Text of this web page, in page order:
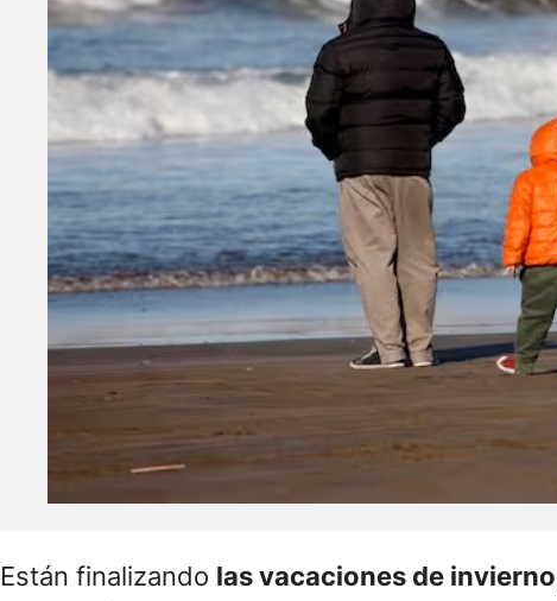
Están finalizando las vacaciones de invierno